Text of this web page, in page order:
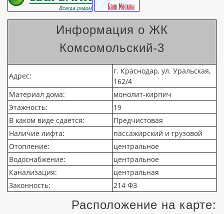
Информация о ЖК
Комсомольский-3
Адрес:
г. Краснодар, ул. Уральская,
162/4
Материал дома:
монолит-кирпич
Этажность:
19
В каком виде сдается:
Предчистовая
Наличие лифта:
пассажирский и грузовой
Отопление:
центральное
Водоснабжение:
центральное
Канализация:
центральная
Законность:
214 ФЗ
Расположение на карте: